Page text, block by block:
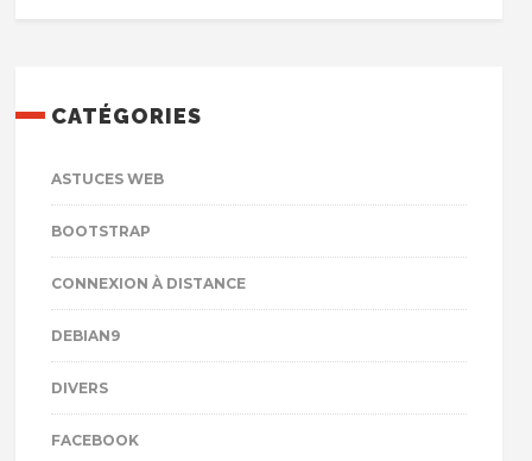
CATÉGORIES
ASTUCES WEB
BOOTSTRAP
CONNEXION À DISTANCE
DEBIAN9
DIVERS
FACEBOOK